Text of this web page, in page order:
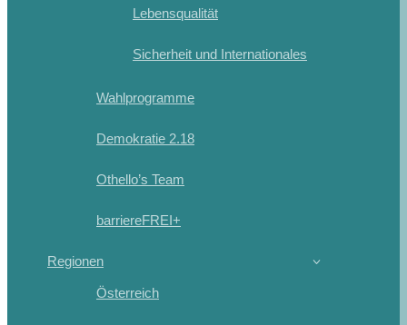
Lebensqualität
Sicherheit und Internationales
Wahlprogramme
Demokratie 2.18
Othello’s Team
barriereFREI+
Regionen
Österreich